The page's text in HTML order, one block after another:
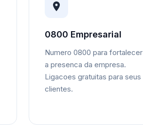
0800 Empresarial
Numero 0800 para fortalecer
a presenca da empresa.
Ligacoes gratuitas para seus
clientes.